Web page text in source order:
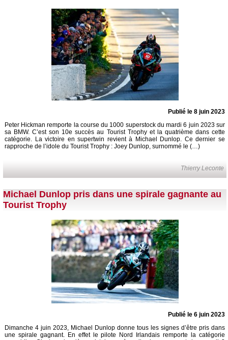
Publié le 8 juin 2023
Peter Hickman remporte la course du 1000 superstock du mardi 6 juin 2023 sur
sa BMW. C’est son 10e succès au Tourist Trophy et la quatrième dans cette
catégorie. La victoire en supertwin revient à Michael Dunlop. Ce dernier se
rapproche de l’idole du Tourist Trophy : Joey Dunlop, surnommé le (…)
Thierry Leconte
Michael Dunlop pris dans une spirale gagnante au
Tourist Trophy
Publié le 6 juin 2023
Dimanche 4 juin 2023, Michael Dunlop donne tous les signes d’être pris dans
une spirale gagnant. En effet le pilote Nord Irlandais remporte la catégorie